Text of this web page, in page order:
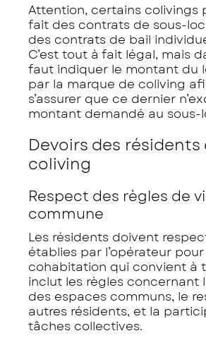
Attention, certains colivings
fait des contrats de sous-
des contrats de bail
C’est tout à fait légal, mais
faut indiquer le montant du
par la marque de coliving
s’assurer que ce dernier
montant demandé au sous-
Devoirs des résidents
coliving
Respect des règles de
commune
Les résidents doivent
établies par l’opérateur
cohabitation qui convient à
inclut les règles concernant
des espaces communs, le
autres résidents, et la
tâches collectives.